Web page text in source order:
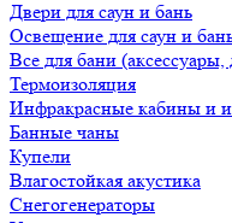
Двери для саун и бань
Освещение для саун и
Все для бани
Термоизоляция
Инфракрасные кабины и
Банные чаны
Купели
Влагостойкая акустика
Снегогенераторы